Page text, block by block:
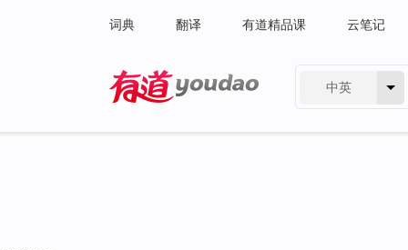
词典 翻译 有道精品课 云笔记
中英